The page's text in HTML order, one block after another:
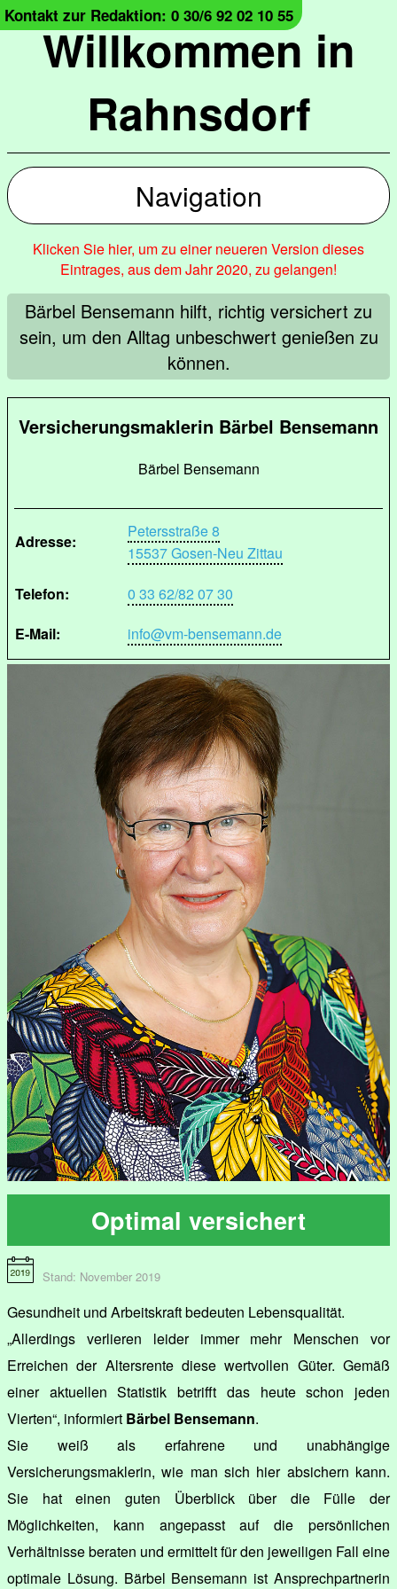
Willkommen in
Rahnsdorf
Kontakt zur Redaktion: 0 30/6 92 02 10 55
Navigation
Klicken Sie hier, um zu einer neueren Version dieses
Eintrages, aus dem Jahr 2020, zu gelangen!
Bärbel Bensemann hilft, richtig versichert zu
sein, um den Alltag unbeschwert genießen zu
können.
Versicherungsmaklerin Bärbel Bensemann
Bärbel Bensemann
Adresse:
Petersstraße 8
15537 Gosen-Neu Zittau
Telefon:
0 33 62/82 07 30
E-Mail:
info@vm-bensemann.de
Optimal versichert
Stand: November 2019
Gesundheit und Arbeitskraft bedeuten Lebensqualität.
„Allerdings verlieren leider immer mehr Menschen vor
Erreichen der Altersrente diese wertvollen Güter. Gemäß
einer aktuellen Statistik betrifft das heute schon jeden
Vierten“, informiert Bärbel Bensemann.
Sie weiß als erfahrene und unabhängige
Versicherungsmaklerin, wie man sich hier absichern kann.
Sie hat einen guten Überblick über die Fülle der
Möglichkeiten, kann angepasst auf die persönlichen
Verhältnisse beraten und ermittelt für den jeweiligen Fall eine
optimale Lösung. Bärbel Bensemann ist Ansprechpartnerin